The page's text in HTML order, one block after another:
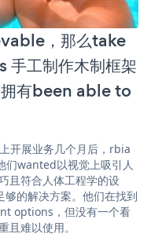
，那么take
工制作木制框架
有been able to
开展业务几个月后，rbia
们wanted以视觉上吸引人
且符合人体工程学的设
的解决方案。他们在找到
options，但没有一个看
且难以使用。